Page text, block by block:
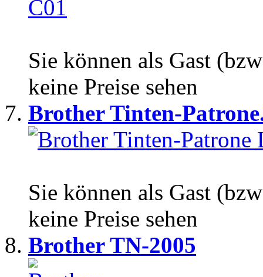
Sie können als Gast
keine Preise sehen
Brother Tinten-
Sie können als Gast
keine Preise sehen
Brother TN-2005